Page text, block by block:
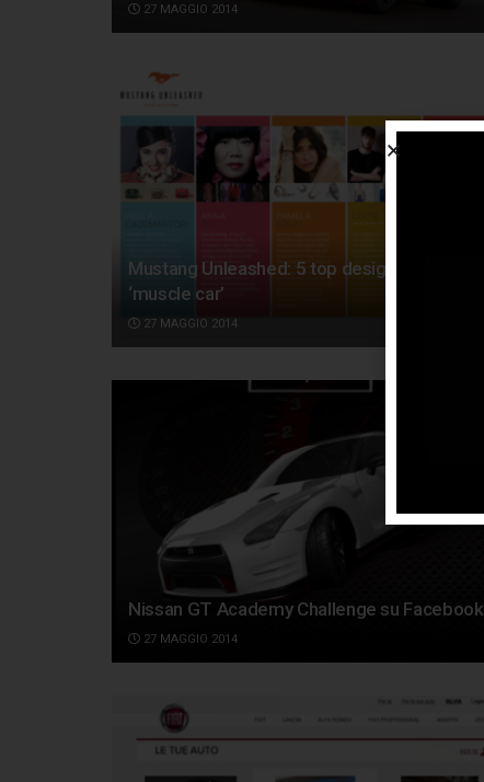
27 MAGGIO 2014
Mustang Unleashed: 5 top designer per la
‘muscle car’
27 MAGGIO 2014
Nissan GT Academy Challenge su Facebook
27 MAGGIO 2014